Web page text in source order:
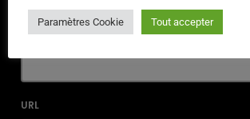
EMAIL*
URL
Paramètres Cookie Tout accepter